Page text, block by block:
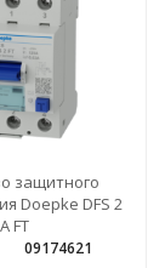
защитного
Doepke DFS 2
FT
09174621